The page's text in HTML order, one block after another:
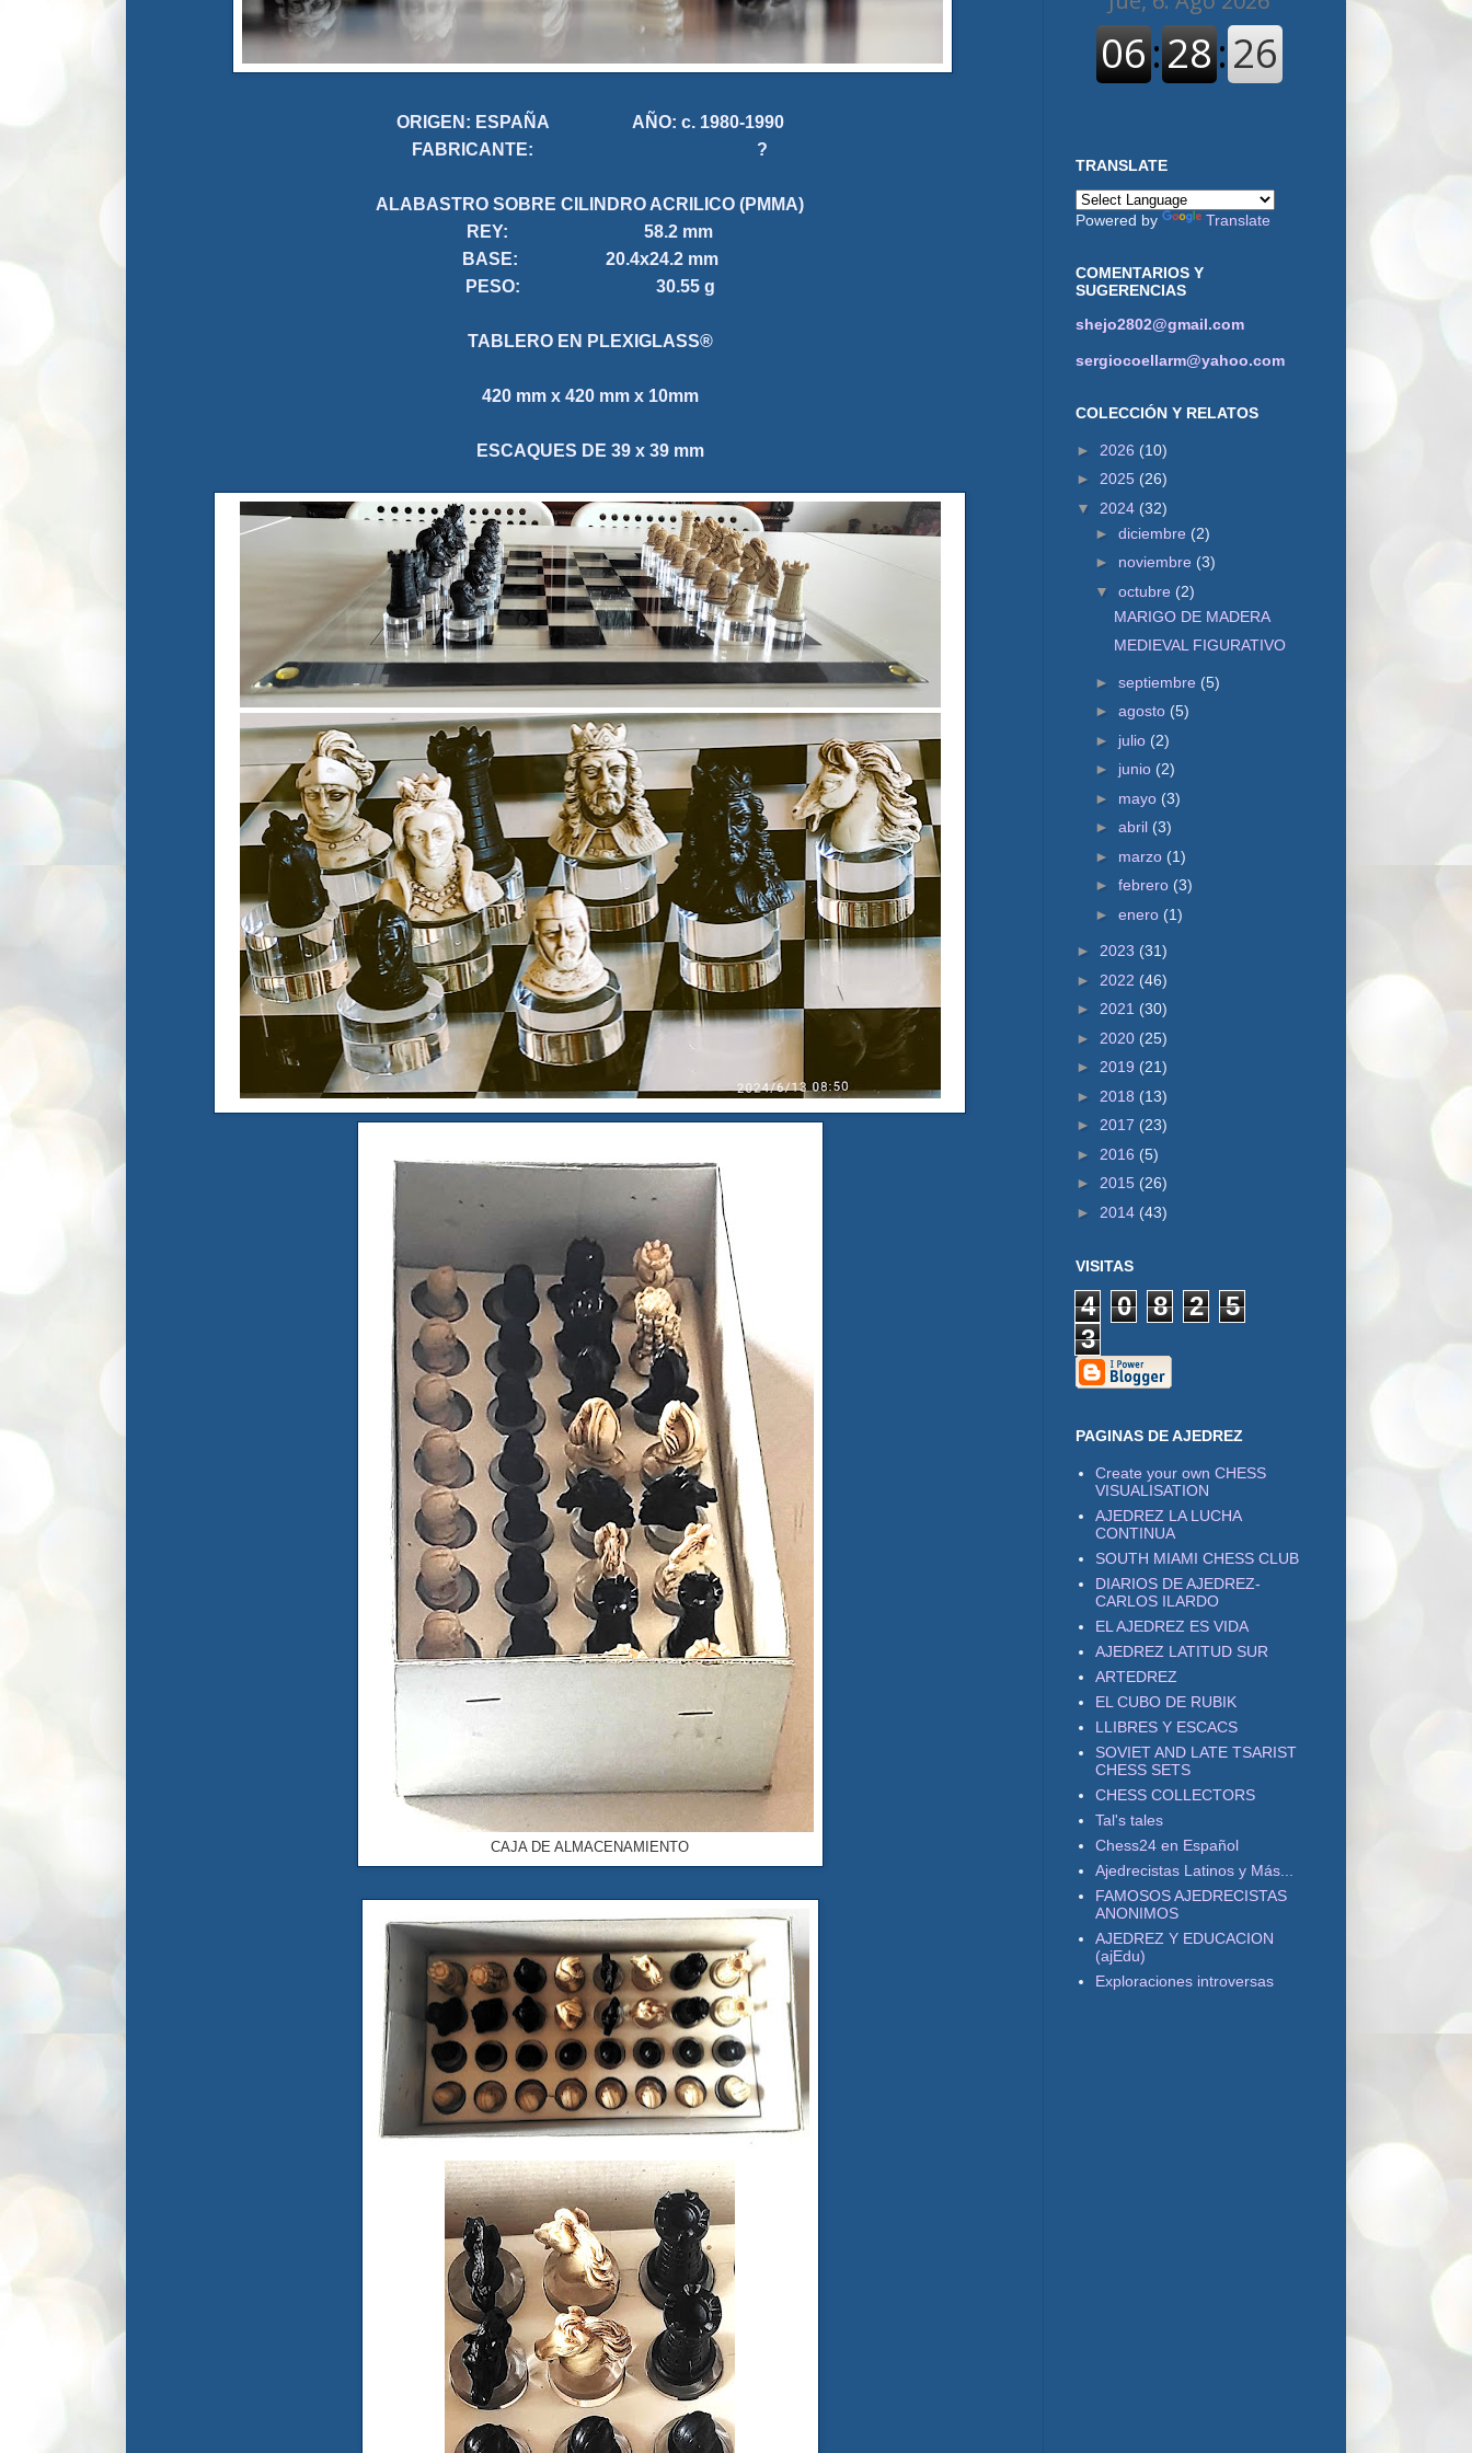
ORIGEN: ESPAÑA AÑO: c. 1980-1990
FABRICANTE: ?
ALABASTRO SOBRE CILINDRO ACRILICO (PMMA)
REY: 58.2 mm
BASE: 20.4x24.2 mm
PESO: 30.55 g
TABLERO EN PLEXIGLASS®
420 mm x 420 mm x 10mm
ESCAQUES DE 39 x 39 mm
CAJA DE ALMACENAMIENTO
TRANSLATE
Powered by Translate
COMENTARIOS Y
SUGERENCIAS
shejo2802@gmail.com
sergiocoellarm@yahoo.com
COLECCIÓN Y RELATOS
► 2026 (10)
► 2025 (26)
▼ 2024 (32)
► diciembre (2)
► noviembre (3)
▼ octubre (2)
MARIGO DE MADERA
MEDIEVAL FIGURATIVO
► septiembre (5)
► agosto (5)
► julio (2)
► junio (2)
► mayo (3)
► abril (3)
► marzo (1)
► febrero (3)
► enero (1)
► 2023 (31)
► 2022 (46)
► 2021 (30)
► 2020 (25)
► 2019 (21)
► 2018 (13)
► 2017 (23)
► 2016 (5)
► 2015 (26)
► 2014 (43)
VISITAS
4 0 8 2
5
3
PAGINAS DE AJEDREZ
Create your own CHESS
VISUALISATION
AJEDREZ LA LUCHA
CONTINUA
SOUTH MIAMI CHESS CLUB
DIARIOS DE AJEDREZ-
CARLOS ILARDO
EL AJEDREZ ES VIDA
AJEDREZ LATITUD SUR
ARTEDREZ
EL CUBO DE RUBIK
LLIBRES Y ESCACS
SOVIET AND LATE TSARIST
CHESS SETS
CHESS COLLECTORS
Tal's tales
Chess24 en Español
Ajedrecistas Latinos y Más...
FAMOSOS AJEDRECISTAS
ANONIMOS
AJEDREZ Y EDUCACION
(ajEdu)
Exploraciones introversas